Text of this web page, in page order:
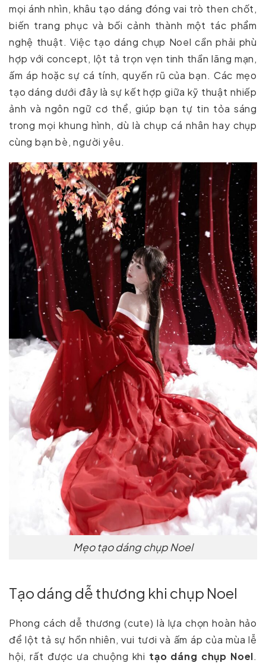
mọi ánh nhìn, khâu tạo dáng đóng vai trò then chốt,
biến trang phục và bối cảnh thành một tác phẩm
nghệ thuật. Việc tạo dáng chụp Noel cần phải phù
hợp với concept, lột tả trọn vẹn tinh thần lãng mạn,
ấm áp hoặc sự cá tính, quyến rũ của bạn. Các mẹo
tạo dáng dưới đây là sự kết hợp giữa kỹ thuật nhiếp
ảnh và ngôn ngữ cơ thể, giúp bạn tự tin tỏa sáng
trong mọi khung hình, dù là chụp cá nhân hay chụp
cùng bạn bè, người yêu.
Mẹo tạo dáng chụp Noel
Tạo dáng dễ thương khi chụp Noel
Phong cách dễ thương (cute) là lựa chọn hoàn hảo
để lột tả sự hồn nhiên, vui tươi và ấm áp của mùa lễ
hội, rất được ưa chuộng khi tạo dáng chụp Noel.